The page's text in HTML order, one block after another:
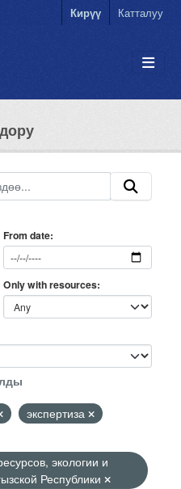
Кирүү Катталуу
From date
Only with resources
экспертиза
экологии и
Республики